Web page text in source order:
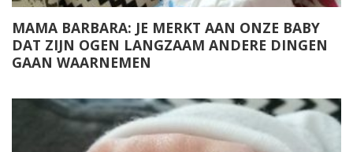
MAMA BARBARA: JE MERKT AAN ONZE BABY
DAT ZIJN OGEN LANGZAAM ANDERE DINGEN
GAAN WAARNEMEN